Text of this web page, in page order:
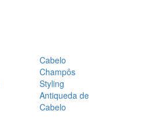
Cabelo
Champôs
Styling
Antiqueda de
Cabelo